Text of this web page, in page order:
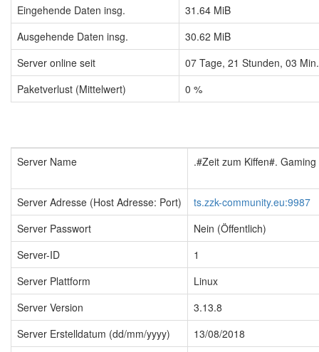
Eingehende Daten insg.
31.64 MiB
Ausgehende Daten insg.
30.62 MiB
Server online seit
07 Tage, 21 Stunden, 03
Paketverlust (Mittelwert)
0 %
Server Name .#Zeit zum Kiffen#.
Server Adresse (Host Adresse: Port)
ts.zzk-community.eu:9987
Server Passwort
Nein (Öffentlich)
Server-ID
1
Server Plattform
Linux
Server Version
3.13.8
Server Erstelldatum (dd/mm/yyyy)
13/08/2018